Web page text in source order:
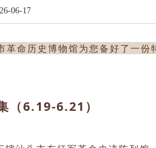
06-17
革命历史博物馆为您备好了一
（6.19-6.21）